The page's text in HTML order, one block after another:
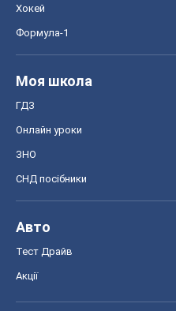
Хокей
Формула-1
Моя школа
ГДЗ
Онлайн уроки
ЗНО
СНД посібники
Авто
Тест Драйв
Акції